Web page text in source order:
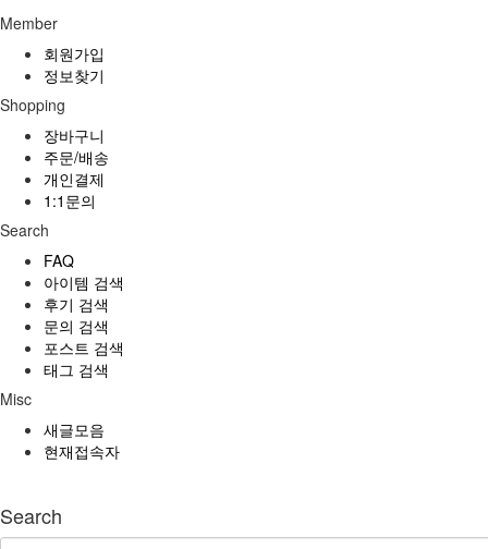
Member
회원가입
정보찾기
Shopping
장바구니
주문/배송
개인결제
1:1문의
Search
FAQ
아이템 검색
후기 검색
문의 검색
포스트 검색
태그 검색
Misc
새글모음
현재접속자
Search